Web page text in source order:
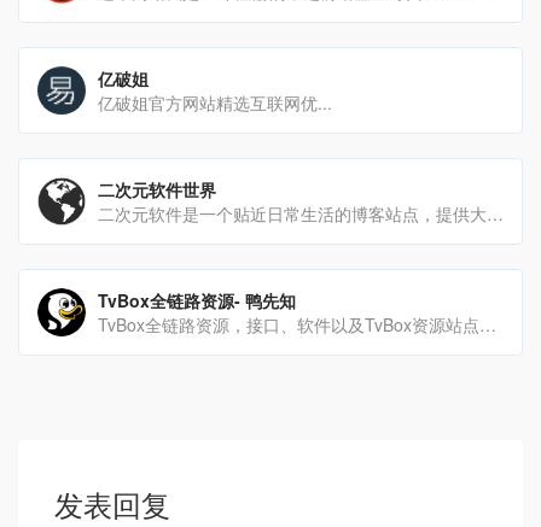
亿破姐
亿破姐官方网站精选互联网优...
二次元软件世界
二次元软件是一个贴近日常生活的博客站点，提供大量实用的绿色软件下载，免除重装系统后到处找软件的过程，让系统安装[…]
TvBox全链路资源- 鸭先知
TvBox全链路资源，接口、软件以及TvBox资源站点，这一页就够用了！-鸭先知
发表回复